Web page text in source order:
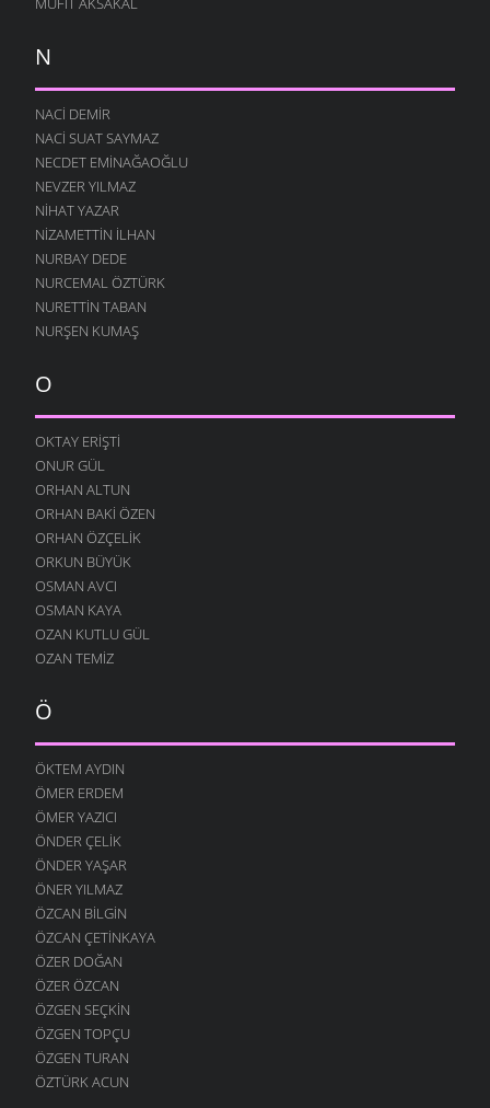
N
NACI DEMIR
NACI SUAT SAYMAZ
NECDET EMINAĞAOĞLU
NEVZER YILMAZ
NIHAT YAZAR
NIZAMETTIN İLHAN
NURBAY DEDE
NURCEMAL ÖZTÜRK
NURETTIN TABAN
NURŞEN KUMAŞ
O
OKTAY ERIŞTI
ONUR GÜL
ORHAN ALTUN
ORHAN BAKI ÖZEN
ORHAN ÖZÇELIK
ORKUN BÜYÜK
OSMAN AVCI
OSMAN KAYA
OZAN KUTLU GÜL
OZAN TEMIZ
Ö
ÖKTEM AYDIN
ÖMER ERDEM
ÖMER YAZICI
ÖNDER ÇELIK
ÖNDER YAŞAR
ÖNER YILMAZ
ÖZCAN BILGIN
ÖZCAN ÇETINKAYA
ÖZER DOĞAN
ÖZER ÖZCAN
ÖZGEN SEÇKIN
ÖZGEN TOPÇU
ÖZGEN TURAN
ÖZTÜRK ACUN